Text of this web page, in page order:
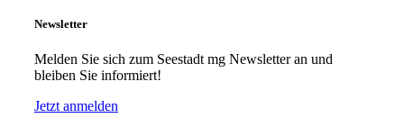
Newsletter
Melden Sie sich zum Seestadt mg Newsletter an und
bleiben Sie informiert!
Jetzt anmelden